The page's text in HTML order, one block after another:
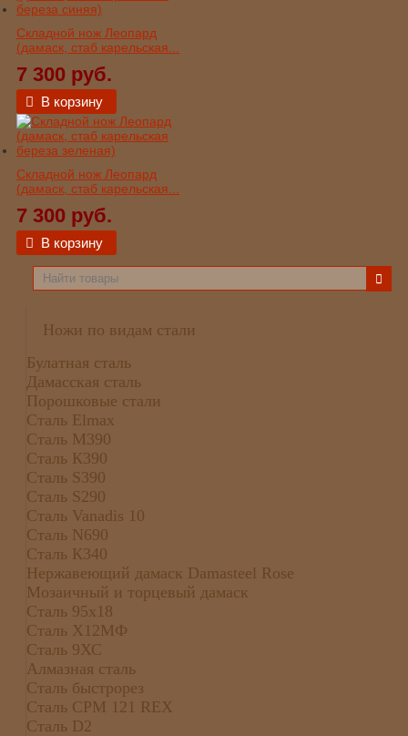
Складной нож Леопард
(дамаск, стаб карельская...
7 300 руб.
В корзину
Складной нож Леопард
(дамаск, стаб карельская...
7 300 руб.
В корзину
Ножи по видам стали
Булатная сталь
Дамасская сталь
Порошковые стали
Сталь Elmax
Сталь М390
Сталь К390
Сталь S390
Сталь S290
Сталь Vanadis 10
Сталь N690
Сталь К340
Нержавеющий дамаск Damasteel Rose
Мозаичный и торцевый дамаск
Сталь 95х18
Сталь Х12МФ
Сталь 9ХС
Алмазная сталь
Сталь быстрорез
Сталь CPM 121 REX
Сталь D2